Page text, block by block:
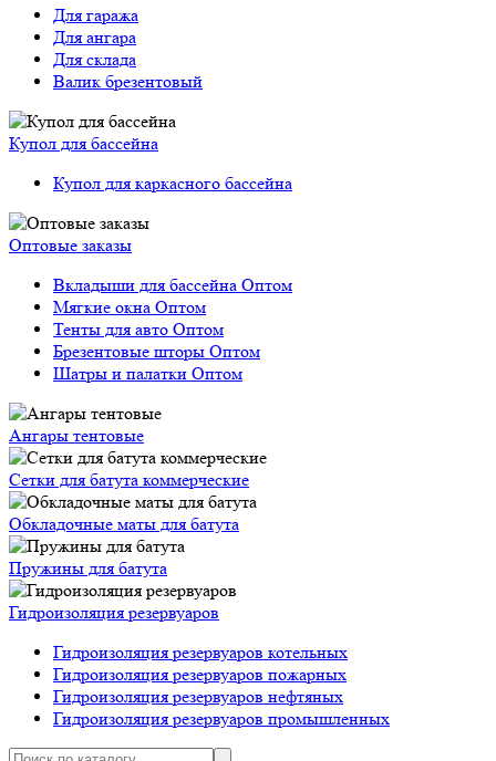
Для гаража
Для ангара
Для склада
Валик брезентовый
Купол для бассейна
Купол для каркасного бассейна
Оптовые заказы
Вкладыши для бассейна Оптом
Мягкие окна Оптом
Тенты для авто Оптом
Брезентовые шторы Оптом
Шатры и палатки Оптом
Ангары тентовые
Сетки для батута коммерческие
Обкладочные маты для батута
Пружины для батута
Гидроизоляция резервуаров
Гидроизоляция резервуаров котельных
Гидроизоляция резервуаров пожарных
Гидроизоляция резервуаров нефтяных
Гидроизоляция резервуаров промышленных